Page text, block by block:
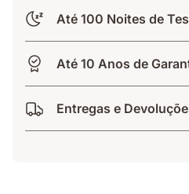
Até 100 Noites de
Até 10 Anos de
Entregas e